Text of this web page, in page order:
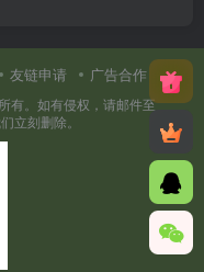
友链申请 广告合作
有。如有侵权，请邮件至
立刻删除。